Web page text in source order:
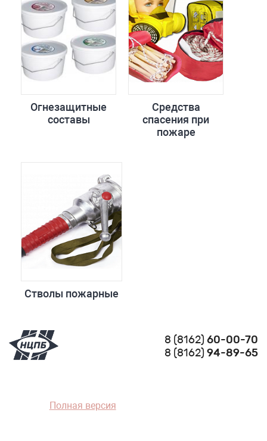
Огнезащитные
составы
Средства
спасения при
пожаре
Стволы пожарные
8 (8162)60-00-70
8 (8162)94-89-65
Полная версия